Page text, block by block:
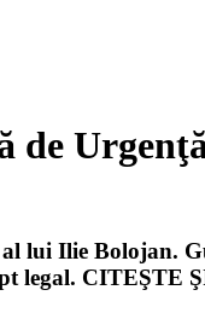
lui Ilie
legal.